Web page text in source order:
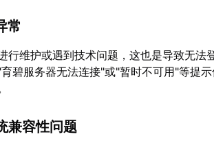
常
行维护或遇到技术问题，这也是导致无法
碧服务器无法连接"或"暂时不可用"等提
兼容性问题